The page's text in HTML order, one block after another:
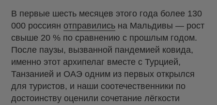
В первые шесть месяцев этого года более 130
000 россиян отправились на Мальдивы — рост
свыше 20 % по сравнению с прошлым годом.
После паузы, вызванной пандемией ковида,
именно этот архипелаг вместе с Турцией,
Танзанией и ОАЭ одним из первых открылся
для туристов, и наши соотечественники по
достоинству оценили сочетание лёгкости